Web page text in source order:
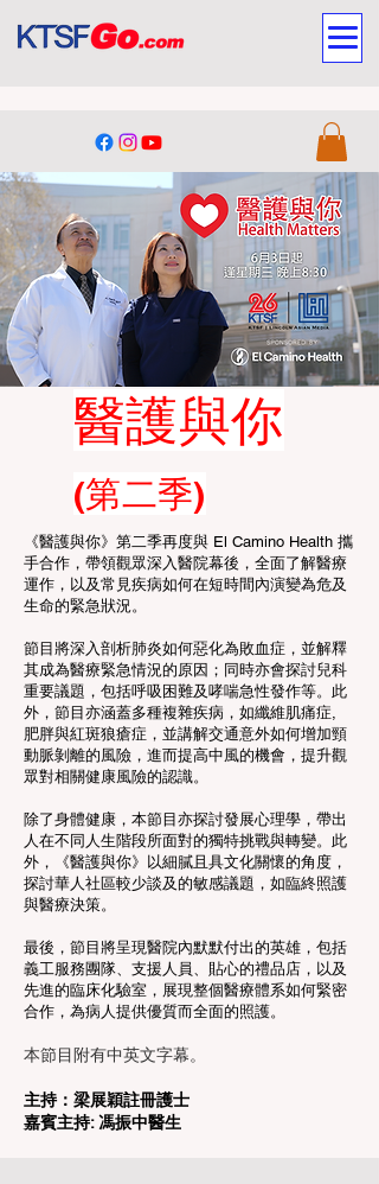
醫護與你
(第二季)
《醫護與你》第二季再度與 El Camino Health 攜
手合作，帶領觀眾深入醫院幕後，全面了解醫療
運作，以及常見疾病如何在短時間內演變為危及
生命的緊急狀況。
節目將深入剖析肺炎如何惡化為敗血症，並解釋
其成為醫療緊急情況的原因；同時亦會探討兒科
重要議題，包括呼吸困難及哮喘急性發作等。此
外，節目亦涵蓋多種複雜疾病，如纖維肌痛症,
肥胖與紅斑狼瘡症，並講解交通意外如何增加頸
動脈剝離的風險，進而提高中風的機會，提升觀
眾對相關健康風險的認識。
除了身體健康，本節目亦探討發展心理學，帶出
人在不同人生階段所面對的獨特挑戰與轉變。此
外，《醫護與你》以細膩且具文化關懷的角度，
探討華人社區較少談及的敏感議題，如臨終照護
與醫療決策。
最後，節目將呈現醫院內默默付出的英雄，包括
義工服務團隊、支援人員、貼心的禮品店，以及
先進的臨床化驗室，展現整個醫療體系如何緊密
合作，為病人提供優質而全面的照護。
本節目附有中英文字幕。
主持：梁展穎註冊護士
嘉賓主持: 馮振中醫生